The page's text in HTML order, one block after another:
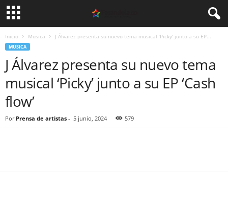
Inicio Musica J Álvarez presenta su nuevo tema musical ‘Picky’ junto a su EP...
MUSICA
J Álvarez presenta su nuevo tema
musical ‘Picky’ junto a su EP ‘Cash
flow’
Por Prensa de artistas - 5 junio, 2024 579